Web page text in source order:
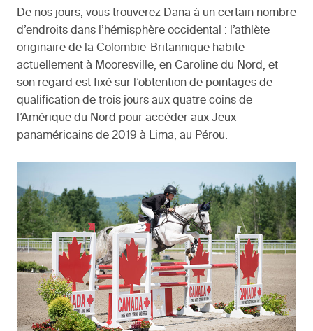
De nos jours, vous trouverez Dana à un certain nombre
d’endroits dans l’hémisphère occidental : l’athlète
originaire de la Colombie-Britannique habite
actuellement à Mooresville, en Caroline du Nord, et
son regard est fixé sur l’obtention de pointages de
qualification de trois jours aux quatre coins de
l’Amérique du Nord pour accéder aux Jeux
panaméricains de 2019 à Lima, au Pérou.